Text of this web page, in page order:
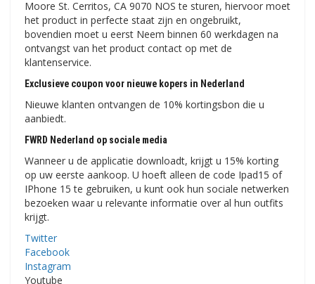
Moore St. Cerritos, CA 9070 NOS te sturen, hiervoor moet
het product in perfecte staat zijn en ongebruikt,
bovendien moet u eerst Neem binnen 60 werkdagen na
ontvangst van het product contact op met de
klantenservice.
Exclusieve coupon voor nieuwe kopers in Nederland
Nieuwe klanten ontvangen de 10% kortingsbon die u
aanbiedt.
FWRD Nederland op sociale media
Wanneer u de applicatie downloadt, krijgt u 15% korting
op uw eerste aankoop. U hoeft alleen de code Ipad15 of
IPhone 15 te gebruiken, u kunt ook hun sociale netwerken
bezoeken waar u relevante informatie over al hun outfits
krijgt.
Twitter
Facebook
Instagram
Youtube